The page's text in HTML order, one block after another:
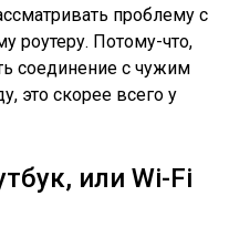
проблему с
роутеру. Потому-что,
соединение с чужим
это скорее всего у
или Wi-Fi